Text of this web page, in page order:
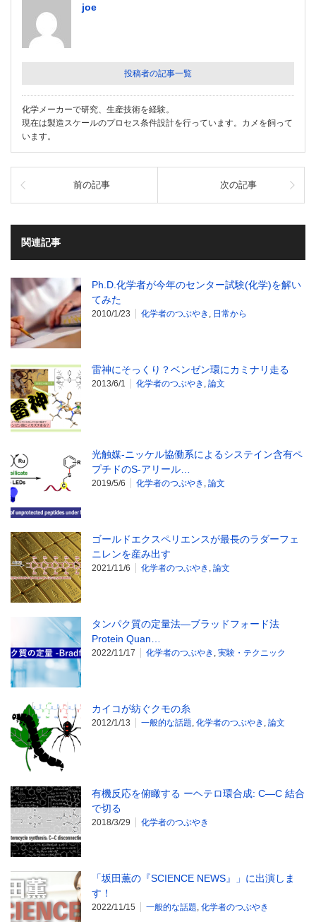
joe
投稿者の記事一覧
化学メーカーで研究、生産技術を経験。
現在は製造スケールのプロセス条件設計を行っています。カメを飼って
います。
前の記事 次の記事
関連記事
Ph.D.化学者が今年のセンター試験(化学)を解い
てみた
2010/1/23 化学者のつぶやき 日常から
雷神にそっくり？ベンゼン環にカミナリ走る
2013/6/1 化学者のつぶやき 論文
光触媒-ニッケル協働系によるシステイン含有ペ
プチドのS-アリール…
2019/5/6 化学者のつぶやき 論文
ゴールドエクスペリエンスが最長のラダーフェ
ニレンを産み出す
2021/11/6 化学者のつぶやき 論文
タンパク質の定量法―ブラッドフォード法
Protein Quan…
2022/11/17 化学者のつぶやき 実験・テクニック
カイコが紡ぐクモの糸
2012/1/13 一般的な話題 化学者のつぶやき 論文
有機反応を俯瞰する ーヘテロ環合成: C—C 結合
で切る
2018/3/29 化学者のつぶやき
「坂田薫の『SCIENCE NEWS』」に出演しま
す！
2022/11/15 一般的な話題 化学者のつぶやき